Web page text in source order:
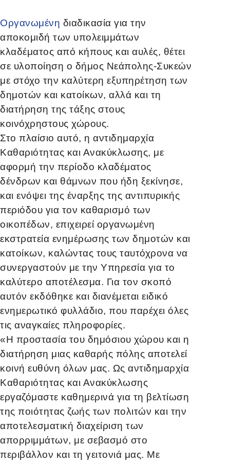
Οργανωμένη διαδικασία για την
αποκομιδή των υπολειμμάτων
κλαδέματος από κήπους και αυλές, θέτει
σε υλοποίηση ο δήμος Νεάπολης-Συκεών
με στόχο την καλύτερη εξυπηρέτηση των
δημοτών και κατοίκων, αλλά και τη
διατήρηση της τάξης στους
κοινόχρηστους χώρους.
Στο πλαίσιο αυτό, η αντιδημαρχία
Καθαριότητας και Ανακύκλωσης, με
αφορμή την περίοδο κλαδέματος
δένδρων και θάμνων που ήδη ξεκίνησε,
και ενόψει της έναρξης της αντιπυρικής
περιόδου για τον καθαρισμό των
οικοπέδων, επιχειρεί οργανωμένη
εκστρατεία ενημέρωσης των δημοτών και
κατοίκων, καλώντας τους ταυτόχρονα να
συνεργαστούν με την Υπηρεσία για το
καλύτερο αποτέλεσμα. Για τον σκοπό
αυτόν εκδόθηκε και διανέμεται ειδικό
ενημερωτικό φυλλάδιο, που παρέχει όλες
τις αναγκαίες πληροφορίες.
«Η προστασία του δημόσιου χώρου και η
διατήρηση μιας καθαρής πόλης αποτελεί
κοινή ευθύνη όλων μας. Ως αντιδημαρχία
Καθαριότητας και Ανακύκλωσης
εργαζόμαστε καθημερινά για τη βελτίωση
της ποιότητας ζωής των πολιτών και την
αποτελεσματική διαχείριση των
απορριμμάτων, με σεβασμό στο
περιβάλλον και τη γειτονιά μας. Με